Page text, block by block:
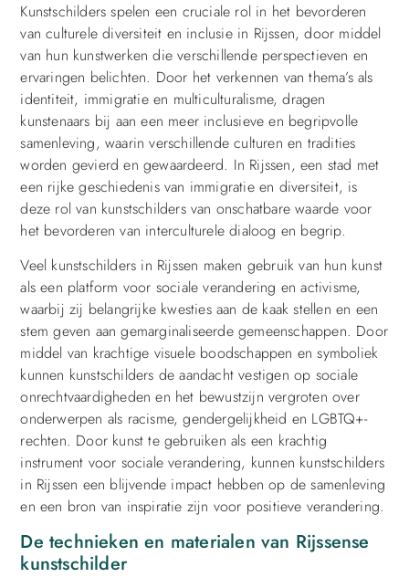
Kunstschilders spelen een cruciale rol in het bevorderen
van culturele diversiteit en inclusie in Rijssen, door middel
van hun kunstwerken die verschillende perspectieven en
ervaringen belichten. Door het verkennen van thema’s als
identiteit, immigratie en multiculturalisme, dragen
kunstenaars bij aan een meer inclusieve en begripvolle
samenleving, waarin verschillende culturen en tradities
worden gevierd en gewaardeerd. In Rijssen, een stad met
een rijke geschiedenis van immigratie en diversiteit, is
deze rol van kunstschilders van onschatbare waarde voor
het bevorderen van interculturele dialoog en begrip.
Veel kunstschilders in Rijssen maken gebruik van hun kunst
als een platform voor sociale verandering en activisme,
waarbij zij belangrijke kwesties aan de kaak stellen en een
stem geven aan gemarginaliseerde gemeenschappen. Door
middel van krachtige visuele boodschappen en symboliek
kunnen kunstschilders de aandacht vestigen op sociale
onrechtvaardigheden en het bewustzijn vergroten over
onderwerpen als racisme, gendergelijkheid en LGBTQ+-
rechten. Door kunst te gebruiken als een krachtig
instrument voor sociale verandering, kunnen kunstschilders
in Rijssen een blijvende impact hebben op de samenleving
en een bron van inspiratie zijn voor positieve verandering.
De technieken en materialen van Rijssense
kunstschilder